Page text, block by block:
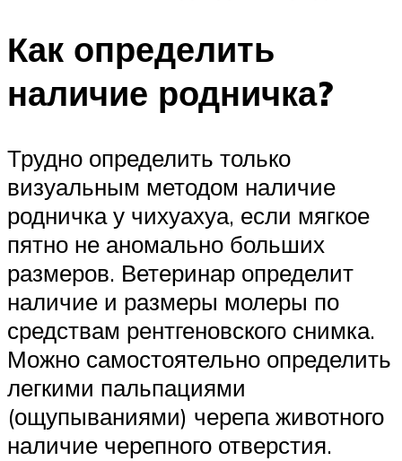
Как определить
наличие родничка?
Трудно определить только
визуальным методом наличие
родничка у чихуахуа, если мягкое
пятно не аномально больших
размеров. Ветеринар определит
наличие и размеры молеры по
средствам рентгеновского снимка.
Можно самостоятельно определить
легкими пальпациями
(ощупываниями) черепа животного
наличие черепного отверстия.